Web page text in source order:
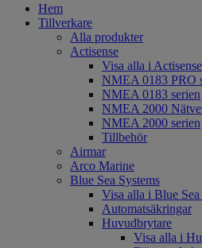
Hem
Tillverkare
Alla produkter
Actisense
Visa alla i Actisense
NMEA 0183 PRO
NMEA 0183 serien
NMEA 2000
NMEA 2000 serien
Tillbehör
Airmar
Arco Marine
Blue Sea Systems
Visa alla i Blue Sea
Automatsäkringar
Huvudbrytare
Visa alla i